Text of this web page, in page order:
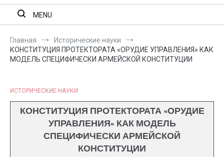
MENU
Главная
Исторические науки
КОНСТИТУЦИЯ ПРОТЕКТОРАТА «ОРУДИЕ УПРАВЛЕНИЯ» КАК
МОДЕЛЬ СПЕЦИФИЧЕСКИ АРМЕЙСКОЙ КОНСТИТУЦИИ
ИСТОРИЧЕСКИЕ НАУКИ
КОНСТИТУЦИЯ ПРОТЕКТОРАТА «ОРУДИЕ
УПРАВЛЕНИЯ» КАК МОДЕЛЬ
СПЕЦИФИЧЕСКИ АРМЕЙСКОЙ
КОНСТИТУЦИИ